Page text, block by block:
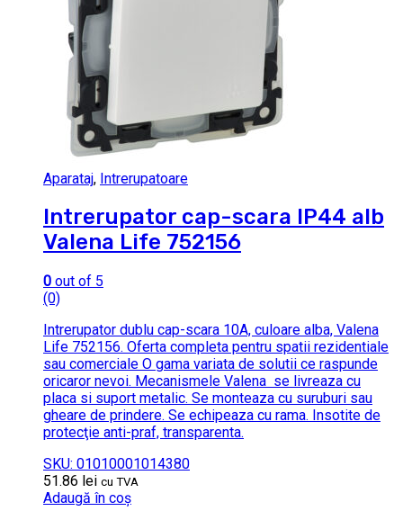
Aparataj, Intrerupatoare
Intrerupator cap-scara IP44 alb
Valena Life 752156
0 out of 5
(0)
Intrerupator dublu cap-scara 10A, culoare alba, Valena
Life 752156. Oferta completa pentru spatii rezidentiale
sau comerciale O gama variata de solutii ce raspunde
oricaror nevoi. Mecanismele Valena se livreaza cu
placa si suport metalic. Se monteaza cu suruburi sau
gheare de prindere. Se echipeaza cu rama. Insotite de
protecţie anti-praf, transparenta.
SKU: 01010001014380
51.86 lei cu TVA
Adaugă în coș